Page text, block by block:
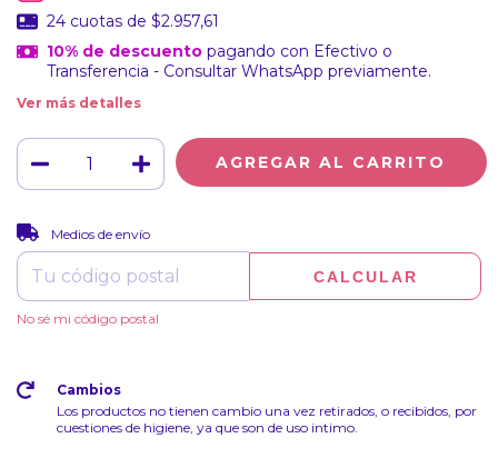
24 cuotas de $2.957,61
10% de descuentopagando con Efectivo o
Transferencia - Consultar WhatsApp previamente.
Ver más detalles
Entregas para el CP:
Medios de envío
CALCULAR
No sé mi código postal
Cambios
Los productos no tienen cambio una vez retirados, o recibidos, por
cuestiones de higiene, ya que son de uso intimo.